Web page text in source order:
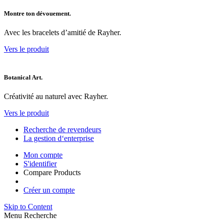
Montre ton dévouement.
Avec les bracelets d’amitié de Rayher.
Vers le produit
Botanical Art.
Créativité au naturel avec Rayher.
Vers le produit
Recherche de revendeurs
La gestion d‘enterprise
Mon compte
S'identifier
Compare Products
Créer un compte
Skip to Content
Menu Recherche